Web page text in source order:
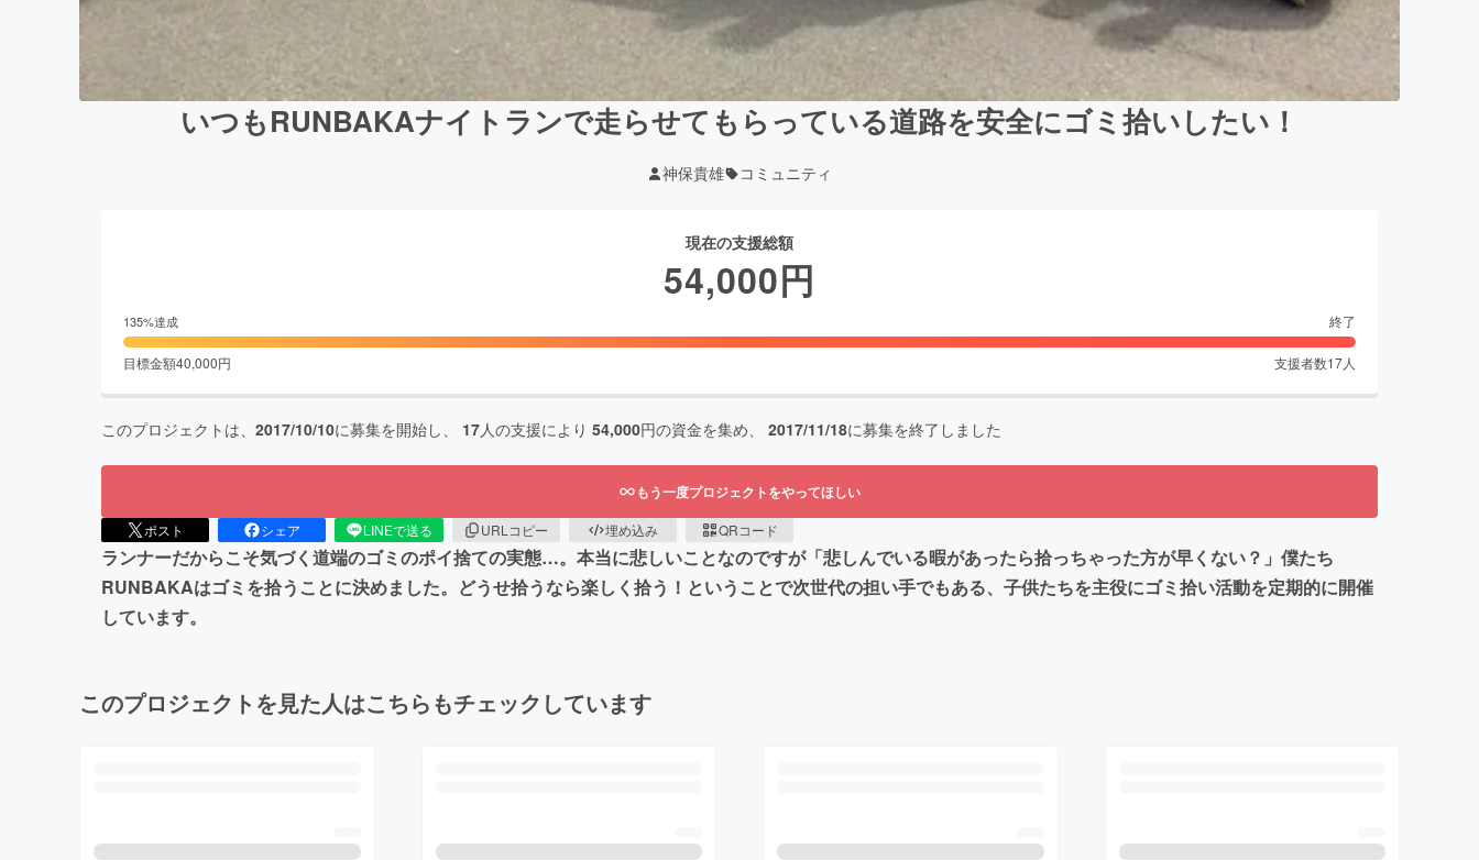
いつもRUNBAKAナイトランで走らせてもらっている道路を安全にゴミ拾いしたい！
神保貴雄 コミュニティ
現在の支援総額
54,000円
135%達成 終了
目標金額40,000円 支援者数17人
このプロジェクトは、 2017/10/10に募集を開始し、 17人の支援により 54,000円の資金を集め、 2017/11/18に募集を終了しました
もう一度プロジェクトをやってほしい
ポスト シェア LINEで送る URLコピー 埋め込み QRコード
ランナーだからこそ気づく道端のゴミのポイ捨ての実態…。本当に悲しいことなのですが「悲しんでいる暇があったら拾っちゃった方が早くない？」僕たち
RUNBAKAはゴミを拾うことに決めました。どうせ拾うなら楽しく拾う！ということで次世代の担い手でもある、子供たちを主役にゴミ拾い活動を定期的に開催
しています。
このプロジェクトを見た人はこちらもチェックしています